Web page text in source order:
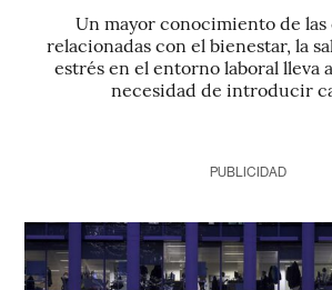
Un mayor conocimiento de
relacionadas con el bienestar, la
estrés en el entorno laboral lleva
necesidad de introducir
PUBLICIDAD